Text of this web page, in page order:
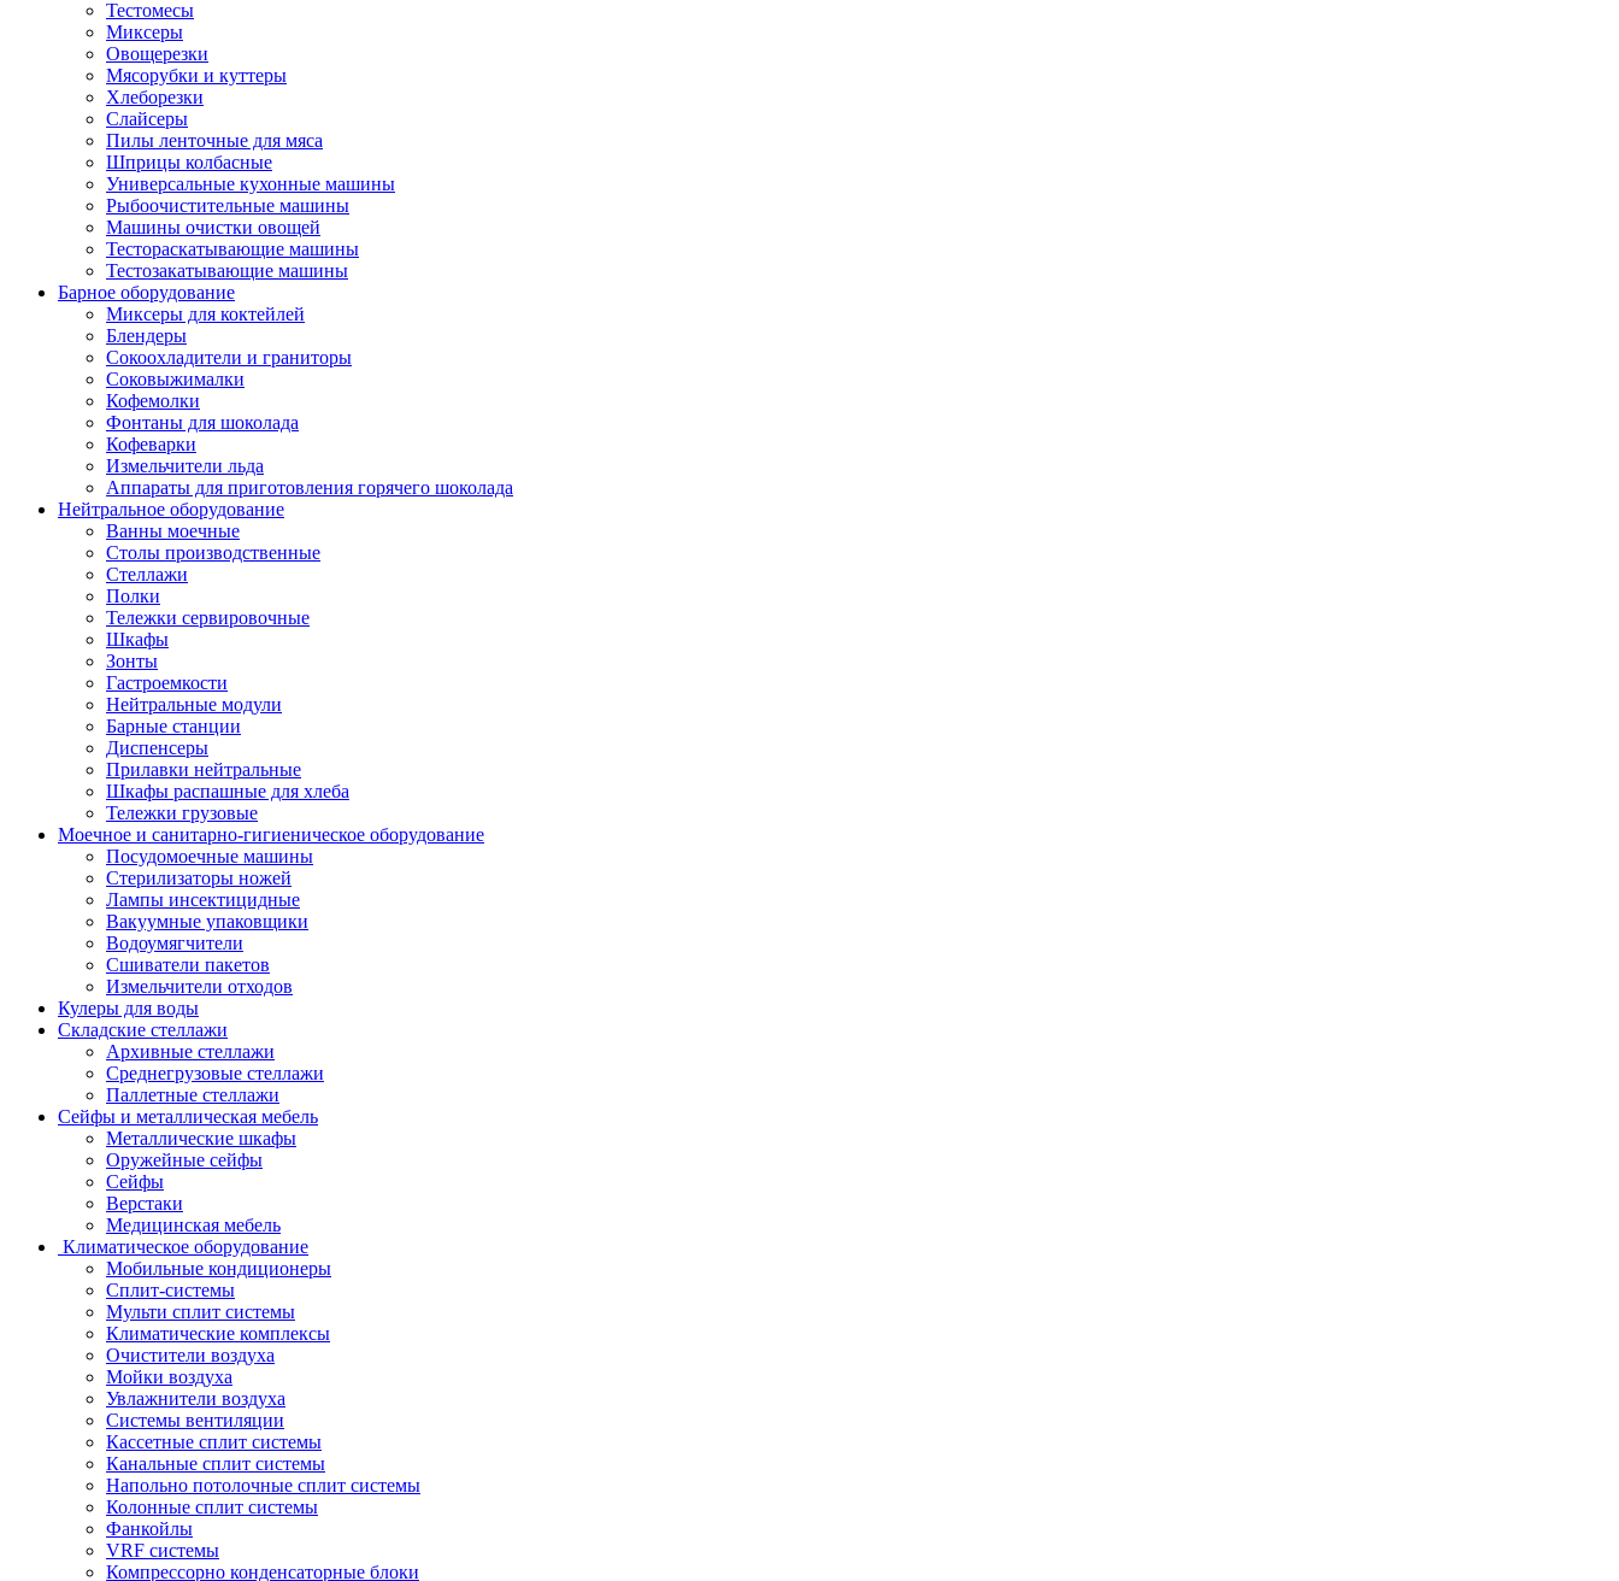
Тестомесы
Миксеры
Овощерезки
Мясорубки и куттеры
Хлеборезки
Слайсеры
Пилы ленточные для мяса
Шприцы колбасные
Универсальные кухонные машины
Рыбоочистительные машины
Машины очистки овощей
Тестораскатывающие машины
Тестозакатывающие машины
Барное оборудование
Миксеры для коктейлей
Блендеры
Сокоохладители и граниторы
Соковыжималки
Кофемолки
Фонтаны для шоколада
Кофеварки
Измельчители льда
Аппараты для приготовления горячего шоколада
Нейтральное оборудование
Ванны моечные
Столы производственные
Стеллажи
Полки
Тележки сервировочные
Шкафы
Зонты
Гастроемкости
Нейтральные модули
Барные станции
Диспенсеры
Прилавки нейтральные
Шкафы распашные для хлеба
Тележки грузовые
Моечное и санитарно-гигиеническое оборудование
Посудомоечные машины
Стерилизаторы ножей
Лампы инсектицидные
Вакуумные упаковщики
Водоумягчители
Сшиватели пакетов
Измельчители отходов
Кулеры для воды
Складские стеллажи
Архивные стеллажи
Среднегрузовые стеллажи
Паллетные стеллажи
Сейфы и металлическая мебель
Металлические шкафы
Оружейные сейфы
Сейфы
Верстаки
Медицинская мебель
Климатическое оборудование
Мобильные кондиционеры
Сплит-системы
Мульти сплит системы
Климатические комплексы
Очистители воздуха
Мойки воздуха
Увлажнители воздуха
Системы вентиляции
Кассетные сплит системы
Канальные сплит системы
Напольно потолочные сплит системы
Колонные сплит системы
Фанкойлы
VRF системы
Компрессорно конденсаторные блоки